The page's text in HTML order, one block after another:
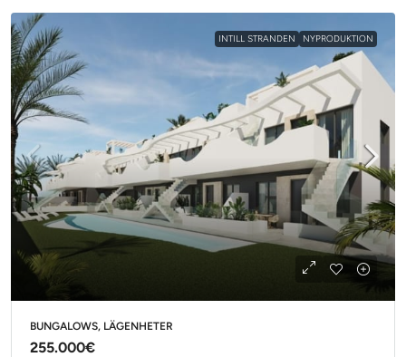
INTILL STRANDEN NYPRODUKTION
BUNGALOWS, LÄGENHETER
255.000€